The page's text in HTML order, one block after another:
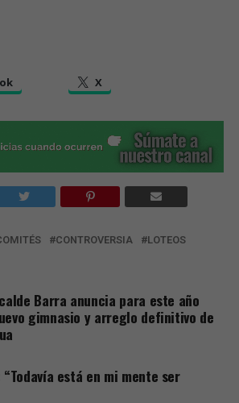
X
CONTROVERSIA
LOTEOS
Barra anuncia para este año
gimnasio y arreglo definitivo de
está en mi mente ser